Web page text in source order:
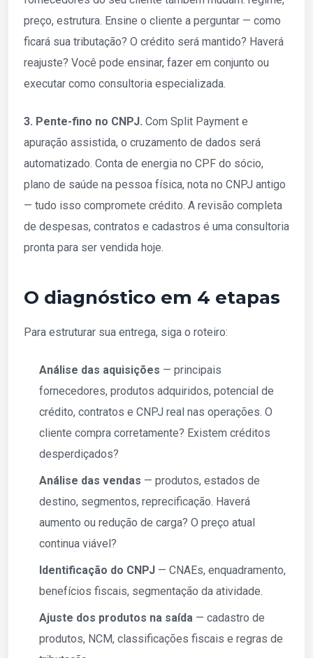
preço, estrutura. Ensine o cliente a perguntar — como
ficará sua tributação? O crédito será mantido? Haverá
reajuste? Você pode ensinar, fazer em conjunto ou
executar como consultoria especializada.
3. Pente-fino no CNPJ. Com Split Payment e
apuração assistida, o cruzamento de dados será
automatizado. Conta de energia no CPF do sócio,
plano de saúde na pessoa física, nota no CNPJ antigo
— tudo isso compromete crédito. A revisão completa
de despesas, contratos e cadastros é uma consultoria
pronta para ser vendida hoje.
O diagnóstico em 4 etapas
Para estruturar sua entrega, siga o roteiro:
Análise das aquisições — principais
fornecedores, produtos adquiridos, potencial de
crédito, contratos e CNPJ real nas operações. O
cliente compra corretamente? Existem créditos
desperdiçados?
Análise das vendas — produtos, estados de
destino, segmentos, reprecificação. Haverá
aumento ou redução de carga? O preço atual
continua viável?
Identificação do CNPJ — CNAEs, enquadramento,
benefícios fiscais, segmentação da atividade.
Ajuste dos produtos na saída — cadastro de
produtos, NCM, classificações fiscais e regras de